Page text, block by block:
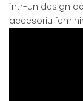
într-un design
accesoriu